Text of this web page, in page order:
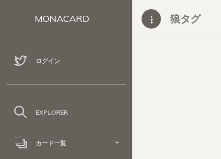
MONACARD
ログイン
EXPLORER
カード一覧
狼タグ